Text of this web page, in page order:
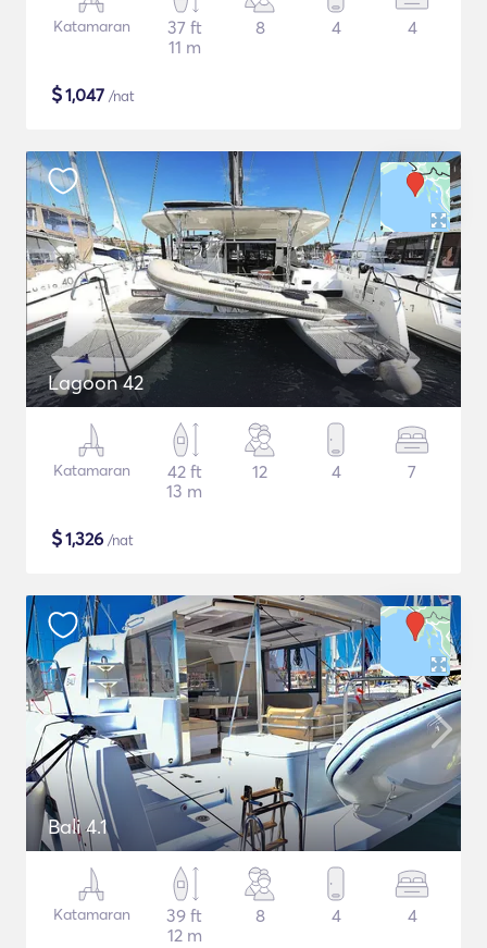
Katamaran
37 ft
11 m
8 4 4
$1,047 /nat
Lagoon 42
Katamaran
42 ft
13 m
12 4 7
$1,326 /nat
Bali 4.1
Katamaran
39 ft
12 m
8 4 4